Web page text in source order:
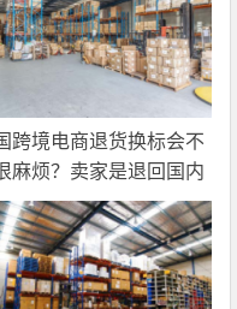
跨境电商退货换标会不
麻烦？卖家是退回国内
在海外直接处理？